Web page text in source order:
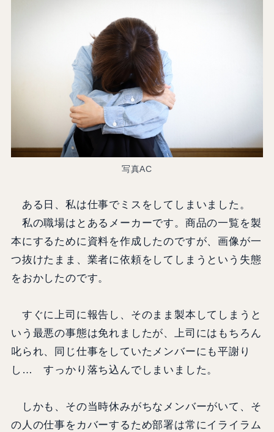
写真AC
ある日、私は仕事でミスをしてしまいました。
私の職場はとあるメーカーです。商品の一覧を製
本にするために資料を作成したのですが、画像が一
つ抜けたまま、業者に依頼をしてしまうという失態
をおかしたのです。
すぐに上司に報告し、そのまま製本してしまうと
いう最悪の事態は免れましたが、上司にはもちろん
叱られ、同じ仕事をしていたメンバーにも平謝り
し… すっかり落ち込んでしまいました。
しかも、その当時休みがちなメンバーがいて、そ
の人の仕事をカバーするため部署は常にイライラム